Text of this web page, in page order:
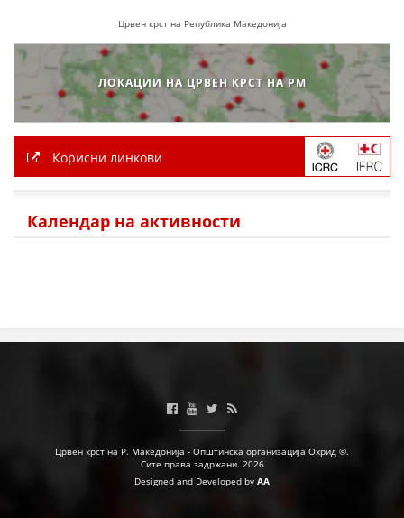
Црвен крст на Република Македонија
ЛОКАЦИИ НА ЦРВЕН КРСТ НА РМ
Корисни линкови
Календар на активности
Црвен крст на Р. Македонија - Општинска организација Охрид ©.
Сите права задржани. 2026
Designed and Developed by AA